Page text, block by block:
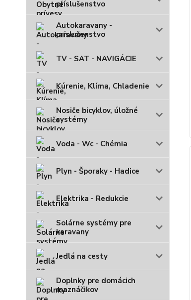
príslušenstvo
Autokaravany -
príslušenstvo
TV - SAT - NAVIGÁCIE
Kúrenie, Klíma, Chladenie
Nosiče bicyklov, úložné
systémy
Voda - Wc - Chémia
Plyn - Šporaky - Hadice
Elektrika - Redukcie
Solárne systémy pre
karavany
Jedlá na cesty
Doplnky pre domácich
maznáčikov